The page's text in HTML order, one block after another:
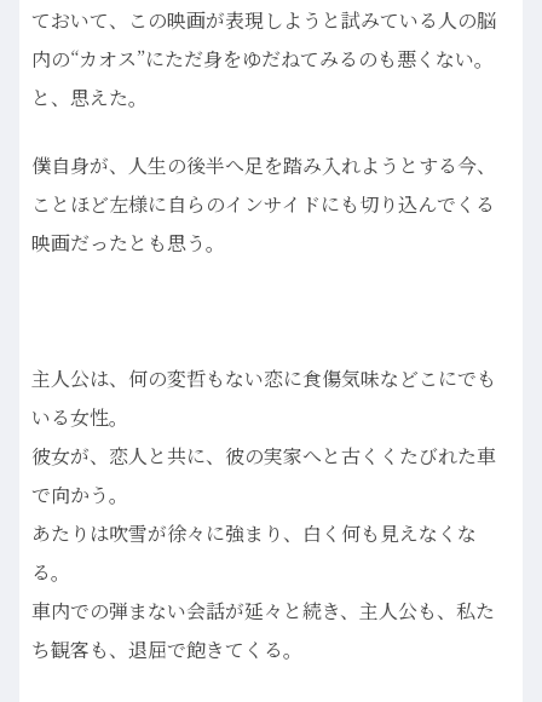
ておいて、この映画が表現しようと試みている人の脳
内の“カオス”にただ身をゆだねてみるのも悪くない。
と、思えた。
僕自身が、人生の後半へ足を踏み入れようとする今、
ことほど左様に自らのインサイドにも切り込んでくる
映画だったとも思う。
主人公は、何の変哲もない恋に食傷気味などこにでも
いる女性。
彼女が、恋人と共に、彼の実家へと古くくたびれた車
で向かう。
あたりは吹雪が徐々に強まり、白く何も見えなくな
る。
車内での弾まない会話が延々と続き、主人公も、私た
ち観客も、退屈で飽きてくる。